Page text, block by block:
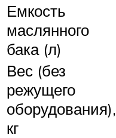
Емкость
маслянного
бака (л)
Вес (без
режущего
оборудования),
кг